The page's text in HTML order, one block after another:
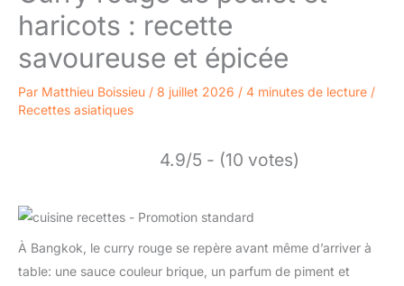
haricots : recette
savoureuse et épicée
Par Matthieu Boissieu / 8 juillet 2026 / 4 minutes de lecture /
Recettes asiatiques
4.9/5 - (10 votes)
À Bangkok, le curry rouge se repère avant même d’arriver à
table: une sauce couleur brique, un parfum de piment et